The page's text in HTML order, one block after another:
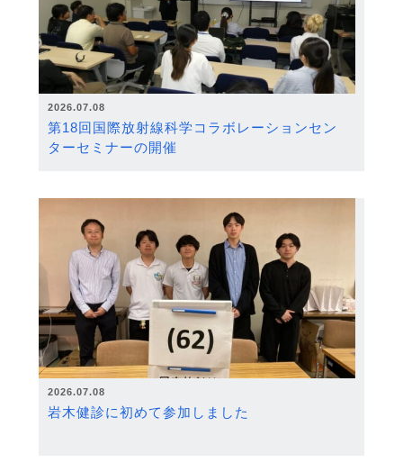
2026.07.08
第18回国際放射線科学コラボレーションセン
ターセミナーの開催
2026.07.08
岩木健診に初めて参加しました